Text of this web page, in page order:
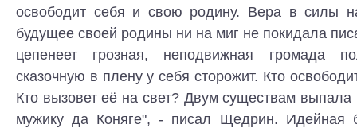
освободит себя и свою родину. Вера в силы
будущее своей родины ни на миг не покидала
цепенеет грозная, неподвижная громада
сказочную в плену у себя сторожит. Кто
Кто вызовет её на свет? Двум существам
мужику да Коняге", - писал Щедрин. Идейная